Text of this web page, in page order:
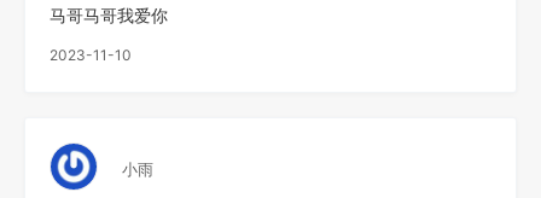
马哥马哥我爱你
2023-11-10
小雨